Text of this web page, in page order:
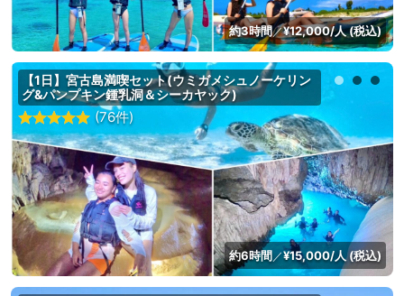
約3時間／¥12,000/人 (税込)
【1日】宮古島満喫セット(ウミガメシュノーケリン
グ&パンプキン鍾乳洞＆シーカヤック)
(76件)
約6時間／¥15,000/人 (税込)